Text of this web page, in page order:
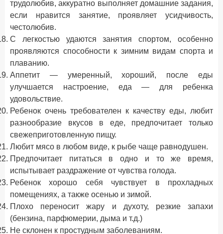
трудолюбив, аккуратно выполняет домашние задания,
если нравится занятие, проявляет усидчивость,
честолюбив.
С легкостью удаются занятия спортом, особенно
проявляются способности к зимним видам спорта и
плаванию.
Аппетит — умеренный, хороший, после еды
улучшается настроение, еда — для ребенка
удовольствие.
Ребенок очень требователен к качеству еды, любит
разнообразие вкусов в еде, предпочитает только
свежеприготовленную пищу.
Любит мясо в любом виде, к рыбе чаще равнодушен.
Предпочитает питаться в одно и то же время,
испытывает раздражение от чувства голода.
Ребенок хорошо себя чувствует в прохладных
помещениях, а также осенью и зимой.
Плохо переносит жару и духоту, резкие запахи
(бензина, парфюмерии, дыма и т.д.)
Не склонен к простудным заболеваниям.